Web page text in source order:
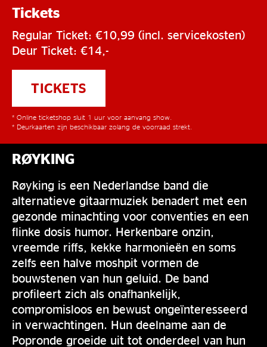
Tickets
Regular Ticket: €10,99 (incl. servicekosten)
Deur Ticket: €14,-
TICKETS
* Online ticketshop sluit 1 uur voor aanvang show.
* Deurkaarten zijn beschikbaar zolang de voorraad strekt.
RØYKING
Røyking is een Nederlandse band die
alternatieve gitaarmuziek benadert met een
gezonde minachting voor conventies en een
flinke dosis humor. Herkenbare onzin,
vreemde riffs, kekke harmonieën en soms
zelfs een halve moshpit vormen de
bouwstenen van hun geluid. De band
profileert zich als onafhankelijk,
compromisloos en bewust ongeïnteresseerd
in verwachtingen. Hun deelname aan de
Popronde groeide uit tot onderdeel van hun